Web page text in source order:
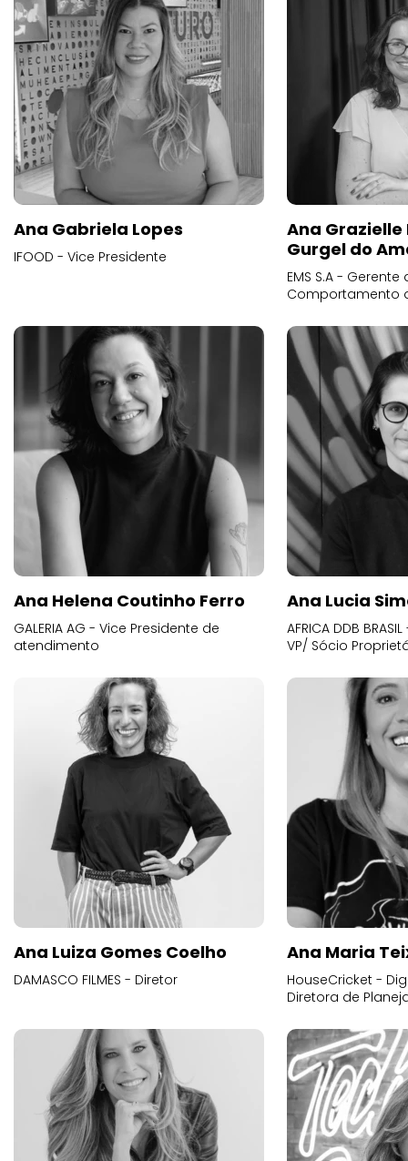
Ana Gabriela Lopes
IFOOD - Vice Presidente
Ana
Gurgel do
EMS S.A -
Comportamento
Ana Helena Coutinho Ferro
GALERIA AG - Vice Presidente de
atendimento
Ana Lucia
AFRICA DDB
VP/ Sócio
Ana Luiza Gomes Coelho
DAMASCO FILMES - Diretor
Ana Maria
HouseCricket -
Diretora de